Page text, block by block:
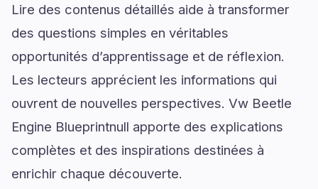
Lire des contenus détaillés aide à transformer
des questions simples en véritables
opportunités d’apprentissage et de réflexion.
Les lecteurs apprécient les informations qui
ouvrent de nouvelles perspectives. Vw Beetle
Engine Blueprintnull apporte des explications
complètes et des inspirations destinées à
enrichir chaque découverte.